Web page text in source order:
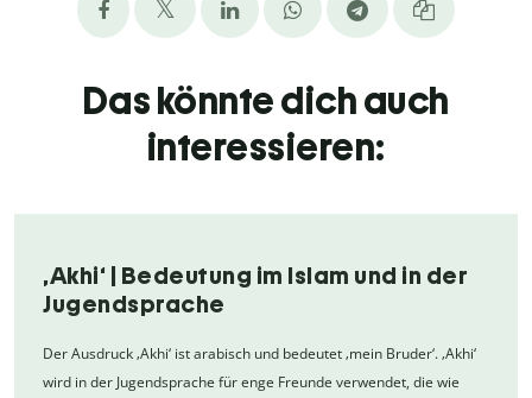
Das könnte dich auch
interessieren:
‚Akhi‘ | Bedeutung im Islam und in der
Jugendsprache
Der Ausdruck ‚Akhi‘ ist arabisch und bedeutet ‚mein Bruder‘. ‚Akhi‘
wird in der Jugendsprache für enge Freunde verwendet, die wie